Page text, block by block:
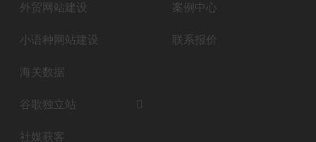
外贸网站建设
小语种网站建设
海关数据
谷歌独立站 
社媒获客
案例中心
联系报价